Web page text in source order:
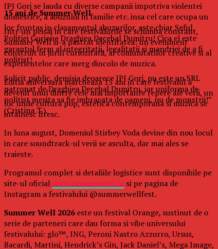
IPJ Gorj se lauda cu diverse campanii impotriva violentei
domestice, a abuzului in familie etc. insa cel care ocupa un
loc fruntas in clasamentul abuzurilor, este chiar Seful
Politiei Gorjene Draghiea Decebal Dumitru! Cica el este
garantul ferm al integritatii, legalitatii si mandriei de a fi
politist!
Solicit public, demisia deoarece IPJ Gorj, nu este un SRL
patronat de Draghiea Decebal Dumitru, iar uniforma de
politist merita sa fie imbracata de oameni, nu de monstrii!”
(Cristina T.).
15 ani de Summer Well
Intr-un peisaj in care festivalurile se schimba constant,
Summer Well si-a pastrat identitatea: un eveniment
construit in jurul curiozitatii, al comunitatilor creative si al
experientelor care merg dincolo de muzica.
Editia aniversara marcheaza 15 ani in care festivalul a
devenit unul dintre cele mai importante repere ale verii, un
loc unde cultura pop, estetica contemporana si muzica se
intalnesc firesc.
In luna august, Domeniul Stirbey Voda devine din nou locul
in care soundtrack-ul verii se asculta, dar mai ales se
traieste.
Programul complet si detaliile logistice sunt disponibile pe
site-ul oficialwww.summerwell.ro si pe pagina de
Instagram a festivalului @summerwellfest.
Summer Well 2026 este un festival Orange, sustinut de o
serie de parteneri care dau forma si vibe universului
festivalului: glo™, ING, Peroni Nastro Azzurro, Ursus,
Bacardi, Martini, Hendrick’s Gin, Jack Daniel’s, Mega Image,